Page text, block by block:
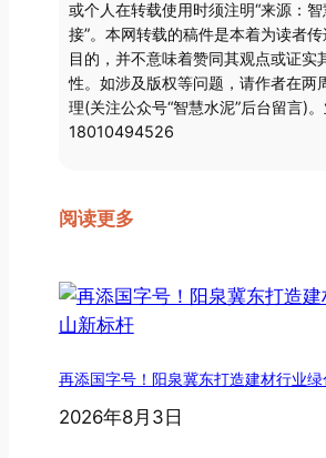
或个人在转载使用时须注明“来源：
接”。本网转载的稿件是本着为读者
目的，并不意味着赞同其观点或证实
性。如涉及版权等问题，请作者在两
理(关注公众号“智慧水泥”后台留言)。
18010494526
阅读更多
再添国字号！阳泉冀东打造建材行业
2026年8月3日